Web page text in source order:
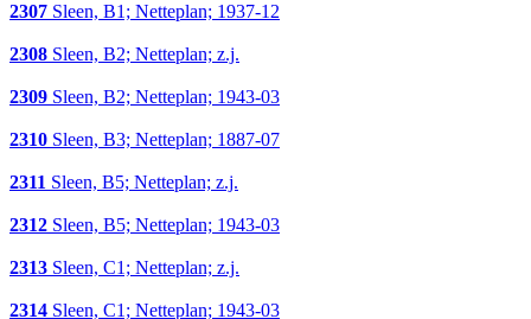
2307 Sleen, B1; Netteplan; 1937-12
2308 Sleen, B2; Netteplan; z.j.
2309 Sleen, B2; Netteplan; 1943-03
2310 Sleen, B3; Netteplan; 1887-07
2311 Sleen, B5; Netteplan; z.j.
2312 Sleen, B5; Netteplan; 1943-03
2313 Sleen, C1; Netteplan; z.j.
2314 Sleen, C1; Netteplan; 1943-03